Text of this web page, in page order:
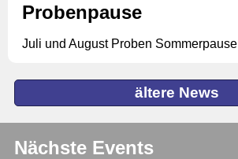
Probenpause
Juli und August Proben Sommerpause
ältere News
Nächste Events